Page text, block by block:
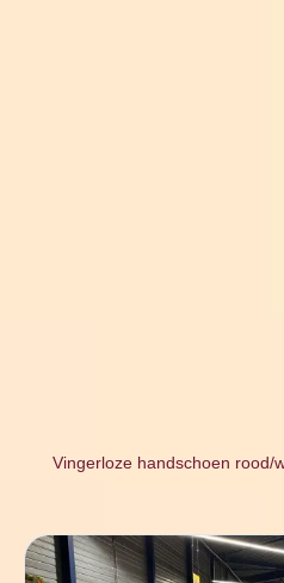
Vingerloze handschoen rood/